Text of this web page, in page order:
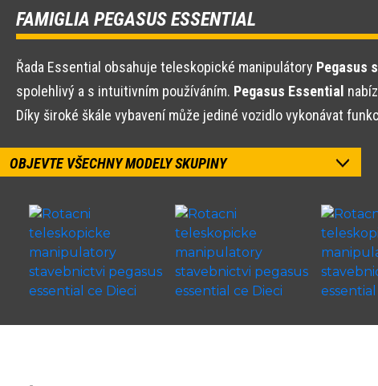
FAMIGLIA PEGASUS ESSENTIAL
Řada Essential obsahuje teleskopické manipulátory Pegasus
spolehlivý a s intuitivním používáním. Pegasus Essential
Díky široké škále vybavení může jediné vozidlo vykonávat
OBJEVTE VŠECHNY MODELY SKUPINY